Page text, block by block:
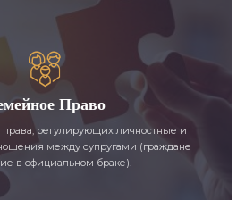
Право
права, регулирующих личностные и
между супругами (граждане
в официальном браке).